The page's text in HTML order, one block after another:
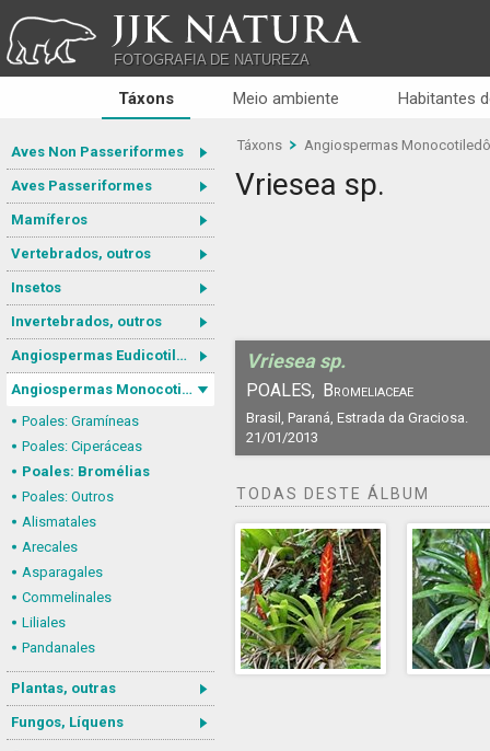
JJK NATURA
FOTOGRAFIA DE NATUREZA
Táxons Meio ambiente Habitantes
Aves Non Passeriformes
Aves Passeriformes
Mamíferos
Vertebrados, outros
Insetos
Invertebrados, outros
Angiospermas Eudicotiledôneas
Angiospermas Monocotiledôneas
Poales: Gramíneas
Poales: Ciperáceas
Poales: Bromélias
Poales: Outros
Alismatales
Arecales
Asparagales
Commelinales
Liliales
Pandanales
Plantas, outras
Fungos, Líquens
Táxons Angiospermas
Vriesea sp.
Vriesea sp.
POALES, Bromeliaceae
Brasil, Paraná, Estrada da Graciosa.
21/01/2013
TODAS DESTE ÁLBUM